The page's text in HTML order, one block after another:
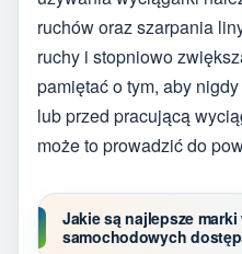
ruchów oraz szarpania
ruchy i stopniowo
pamiętać o tym, aby
lub przed pracującą
może to prowadzić do
Jakie są najlepsze
samochodowych